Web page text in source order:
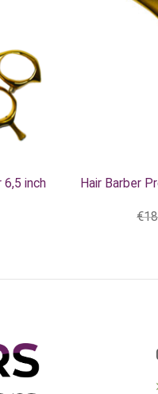
inch
Hair Barber
€